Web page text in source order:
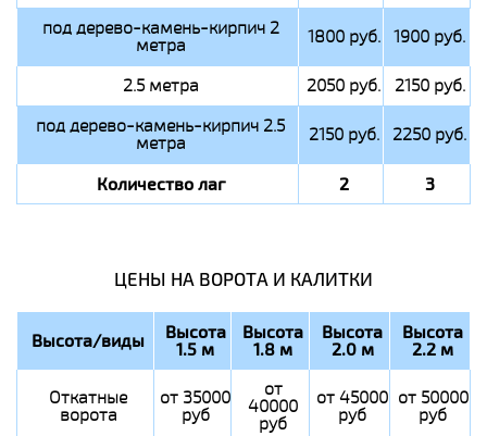
под дерево-камень-кирпич 2
метра 1800 руб. 1900 руб.
2.5 метра 2050 руб.
2150 руб.
под дерево-камень-кирпич 2.5
метра 2150 руб. 2250 руб.
Количество лаг 2 3
ЦЕНЫ НА ВОРОТА И КАЛИТКИ
Высота/виды Высота
1.5 м
Высота
1.8 м
Высота
2.0 м
Высота
2.2 м
Откатные
ворота
от 35000
руб
от
40000
руб
от 45000
руб
от 50000
руб